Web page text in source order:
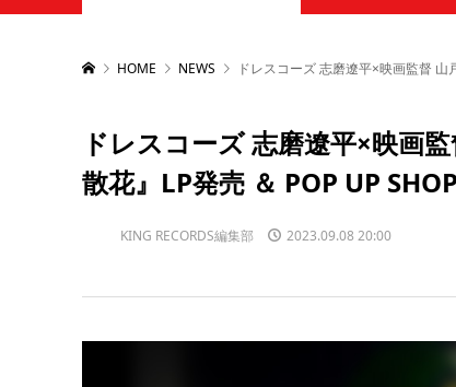
HOME NEWS ドレスコーズ 志磨遼平×映画監督
ドレスコーズ 志磨遼平×映画
散花』LP発売 ＆ POP UP
KING RECORDS編集部 2023.09.08 20:00